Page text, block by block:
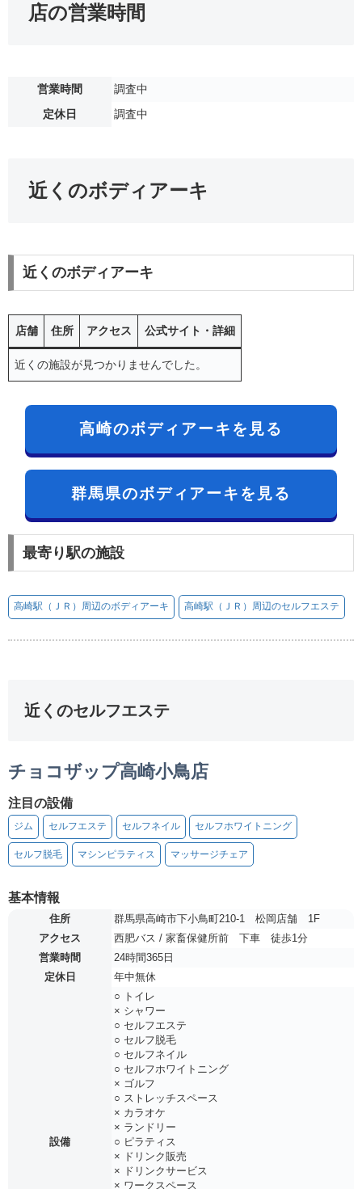
店の営業時間
営業時間
調査中
定休日
調査中
近くのボディアーキ
近くのボディアーキ
店舗 住所 アクセス 公式サイト・詳細
近くの施設が見つかりませんでした。
高崎のボディアーキを見る
群馬県のボディアーキを見る
最寄り駅の施設
高崎駅（ＪＲ）周辺のボディアーキ 高崎駅（ＪＲ）周辺のセルフエステ
近くのセルフエステ
チョコザップ高崎小鳥店
注目の設備
ジム セルフエステ セルフネイル セルフホワイトニング
セルフ脱毛 マシンピラティス マッサージチェア
基本情報
住所
群馬県高崎市下小鳥町210-1 松岡店舗 1F
アクセス
西肥バス / 家畜保健所前 下車 徒歩1分
営業時間
24時間365日
定休日
年中無休
設備
○ トイレ
× シャワー
○ セルフエステ
○ セルフ脱毛
○ セルフネイル
○ セルフホワイトニング
× ゴルフ
○ ストレッチスペース
× カラオケ
× ランドリー
○ ピラティス
× ドリンク販売
× ドリンクサービス
× ワークスペース